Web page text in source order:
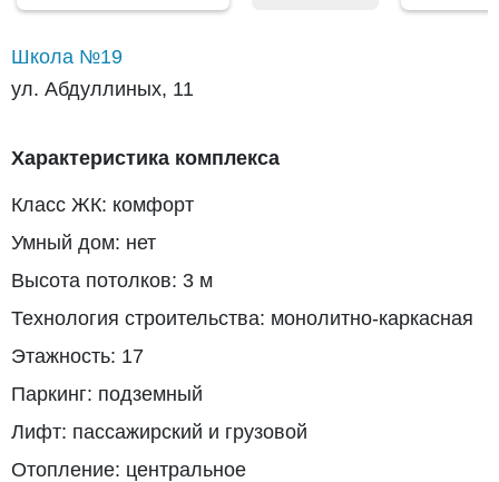
Школа №19
ул. Абдуллиных, 11
Характеристика комплекса
Класс ЖК: комфорт
Умный дом: нет
Высота потолков: 3 м
Технология строительства: монолитно-каркасная
Этажность: 17
Паркинг: подземный
Лифт: пассажирский и грузовой
Отопление: центральное